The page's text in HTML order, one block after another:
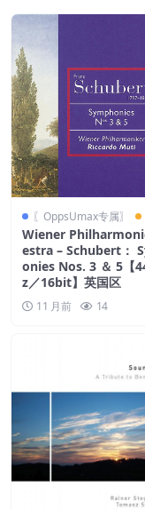
〖OppsUmax专属〗
Wiener
estra – Schubert：
onies Nos. 3 ＆ 5【
z／16bit】英国区
11 月前 14